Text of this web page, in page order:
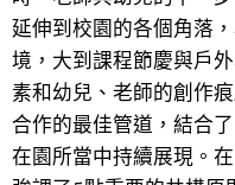
延伸到校園的各個角落
境，大到課程節慶與戶
素和幼兒、老師的創作
合作的最佳管道，結合
在園所當中持續展現。